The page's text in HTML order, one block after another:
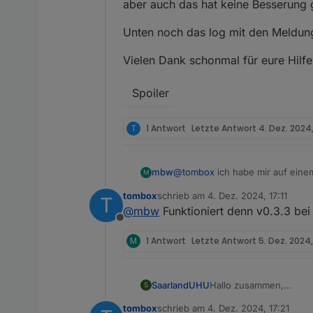
aber auch das hat keine Besserung
Unten noch das log mit den
Vielen Dank schonmal für eure
Spoiler
T 1 Antwort Letzte Antwort 4. Dez. 2024,
M mbw@tombox ich habe mir auf
TapoP100
T
Offline
tomboxschrieb am 4. Dez. 2024, 17:11
zuletzt editiert von
@mbw Funktioniert denn v0.3.3 bei
M 1 Antwort Letzte Antwort 5. Dez. 2024,
S SaarlandUHUHallo zusammen,
tomboxschrieb am 4. Dez. 2024, 17:21